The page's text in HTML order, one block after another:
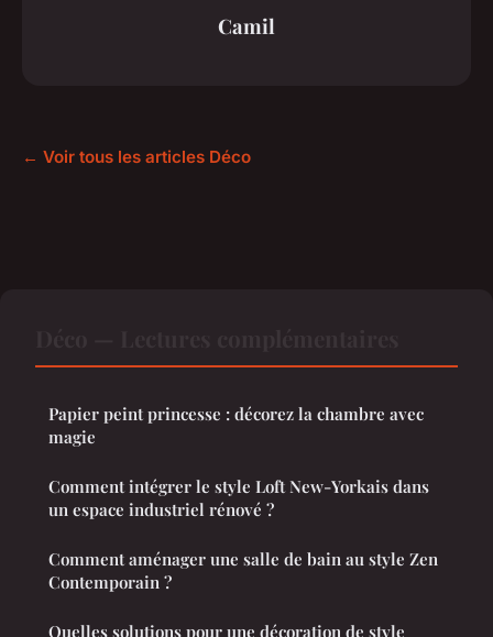
Camil
← Voir tous les articles Déco
Papier peint princesse : décorez la chambre avec
magie
Comment intégrer le style Loft New-Yorkais dans
un espace industriel rénové ?
Comment aménager une salle de bain au style Zen
Contemporain ?
Quelles solutions pour une décoration de style